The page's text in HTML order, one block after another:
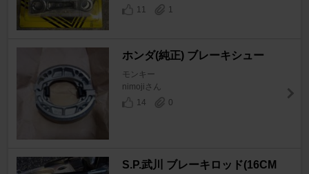
11
1
ホンダ(純正) ブレーキシュー
モンキー
nimojiさん
14
0
S.P.武川 ブレーキロッド(16CM